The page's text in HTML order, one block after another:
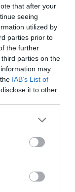
that after your
seeing
utilized by
parties prior to
the further
parties on the
may
IAB’s List of
it to other
δε ότι στη
και «άρα
μας. Η
ικανή να
NEXT POST
Ο Ψηφιακός